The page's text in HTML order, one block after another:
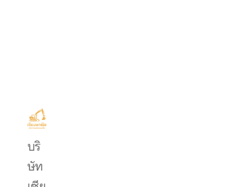
บริการ
ขน
ย้าย
รถ
บริ
ษัท